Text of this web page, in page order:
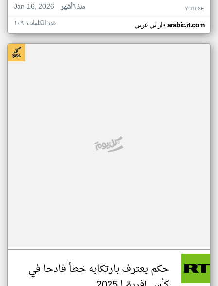
Jan 16, 2026
منذ ٦ أشهر YD16SE
ار تي عربي• arabic.rt.com عدد الكلمات: ١٠٩
حكم يعترف بارتكابه خطأ فادحا في